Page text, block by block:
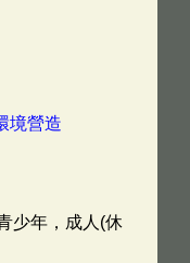
境營造
少年，成人(休